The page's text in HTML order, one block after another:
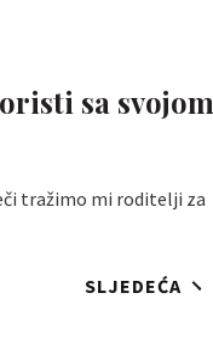
sa svojom
tražimo mi roditelji za
SLJEDEĆA